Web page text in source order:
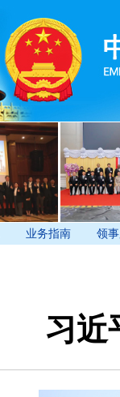
业务指南 领
习近